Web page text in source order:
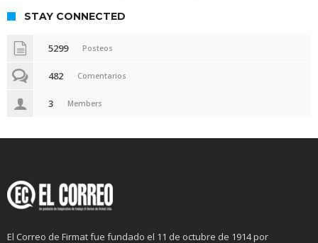
STAY CONNECTED
5299 Posteos
482 Comentarios
3 Members
El Correo de Firmat fue fundado el 11 de octubre de 1914 por